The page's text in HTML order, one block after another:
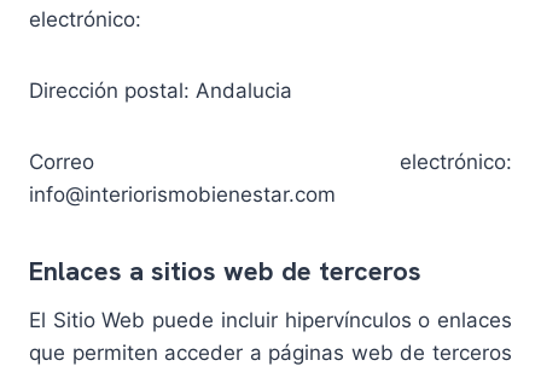
electrónico:
Dirección postal: Andalucia
Correo electrónico:
info@interiorismobienestar.com
Enlaces a sitios web de terceros
El Sitio Web puede incluir hipervínculos o enlaces
que permiten acceder a páginas web de terceros